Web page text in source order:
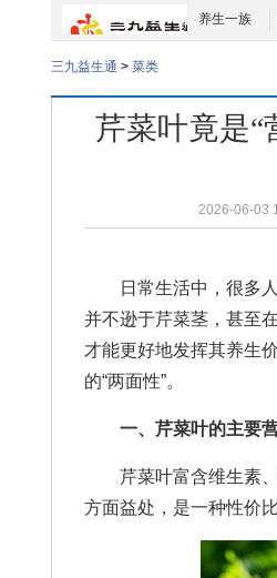
养生一族
三九益生通 > 菜类
芹菜叶竟是“
2026-06-03
日常生活中，很多人
并不逊于芹菜茎，甚至
才能更好地发挥其养生
的“两面性”。
一、芹菜叶的主要
芹菜叶富含维生素、
方面益处，是一种性价